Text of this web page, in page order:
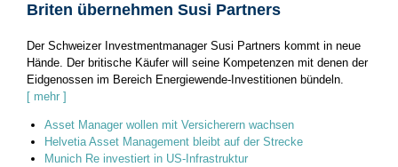
Briten übernehmen Susi Partners
Der Schweizer Investmentmanager Susi Partners kommt in neue
Hände. Der britische Käufer will seine Kompetenzen mit denen der
Eidgenossen im Bereich Energiewende-Investitionen bündeln.
[ mehr ]
Asset Manager wollen mit Versicherern wachsen
Helvetia Asset Management bleibt auf der Strecke
Munich Re investiert in US-Infrastruktur